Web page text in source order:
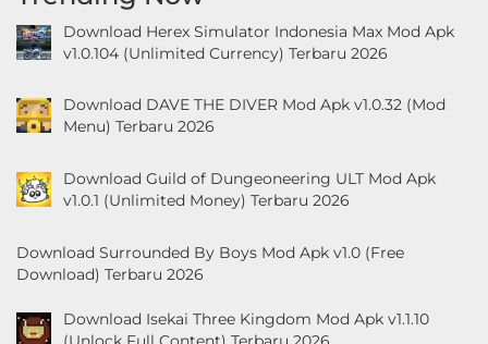
Download Herex Simulator Indonesia Max Mod Apk
v1.0.104 (Unlimited Currency) Terbaru 2026
Download DAVE THE DIVER Mod Apk v1.0.32 (Mod
Menu) Terbaru 2026
Download Guild of Dungeoneering ULT Mod Apk
v1.0.1 (Unlimited Money) Terbaru 2026
Download Surrounded By Boys Mod Apk v1.0 (Free
Download) Terbaru 2026
Download Isekai Three Kingdom Mod Apk v1.1.10